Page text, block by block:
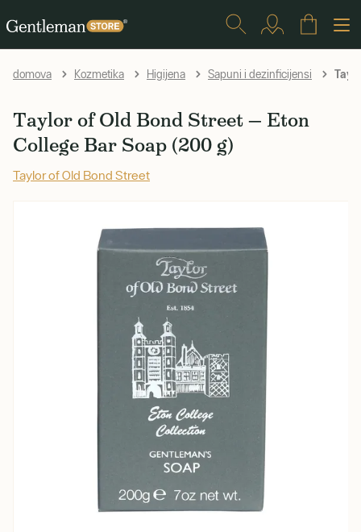
domova Kozmetika Higijena Sapuni i dezinficijensi
Taylor of Old Bond Street — Eton
College Bar Soap (200 g)
Taylor of Old Bond Street